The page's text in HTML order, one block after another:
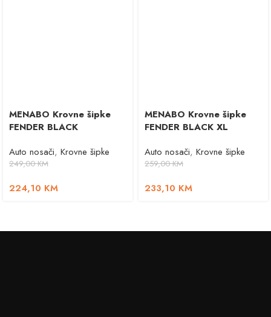
MENABO Krovne šipke
FENDER BLACK
Auto nosači, Krovne šipke
249,00KM
224,10 KM
MENABO Krovne šipke
FENDER BLACK XL
Auto nosači, Krovne šipke
259,00KM
233,10 KM